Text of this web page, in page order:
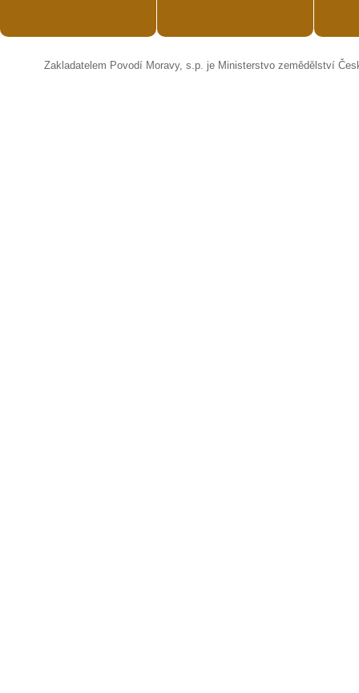
Zakladatelem Povodí Moravy, s.p. je Ministerstvo zemědělství